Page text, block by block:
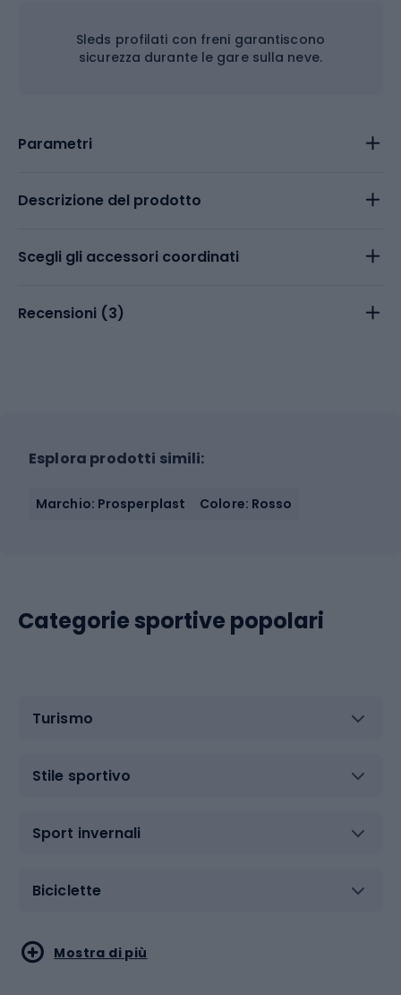
Sleds profilati con freni garantiscono
sicurezza durante le gare sulla neve.
Parametri
Descrizione del prodotto
Scegli gli accessori coordinati
Recensioni (3)
Esplora prodotti simili:
Marchio: Prosperplast Colore: Rosso
Categorie sportive popolari
Turismo
Stile sportivo
Sport invernali
Biciclette
Sport acquatici
Sport di arti marziali
Mostra di più